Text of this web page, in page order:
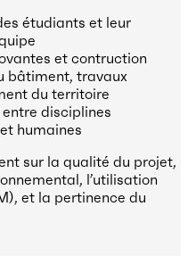
étudiants et leur
et contruction
bâtiment, travaux
du territoire
disciplines
humaines
sur la qualité du projet,
l’utilisation
et la pertinence du